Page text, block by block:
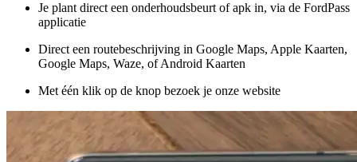
Je plant direct een onderhoudsbeurt of apk in, via de FordPass
applicatie
Direct een routebeschrijving in Google Maps, Apple Kaarten,
Google Maps, Waze, of Android Kaarten
Met één klik op de knop bezoek je onze website